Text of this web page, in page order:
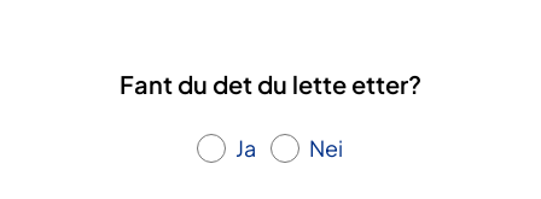
Fant du det du lette etter?
Ja Nei